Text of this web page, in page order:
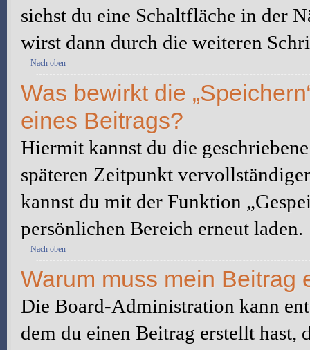
siehst du eine Schaltfläche in der
wirst dann durch die weiteren
Nach oben
Was bewirkt die
eines Beitrags?
Hiermit kannst du die
späteren Zeitpunkt
kannst du mit der Funktion
persönlichen Bereich erneut laden.
Nach oben
Warum muss mein Beitrag
Die Board-Administration kann
dem du einen Beitrag erstellt hast,